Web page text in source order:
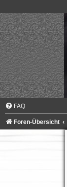
FAQ
Foren-Übersicht